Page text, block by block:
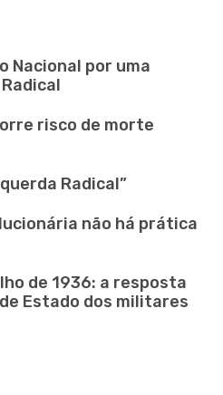
Nacional por uma
risco de morte
Radical”
não há prática
de 1936: a resposta
Estado dos militares